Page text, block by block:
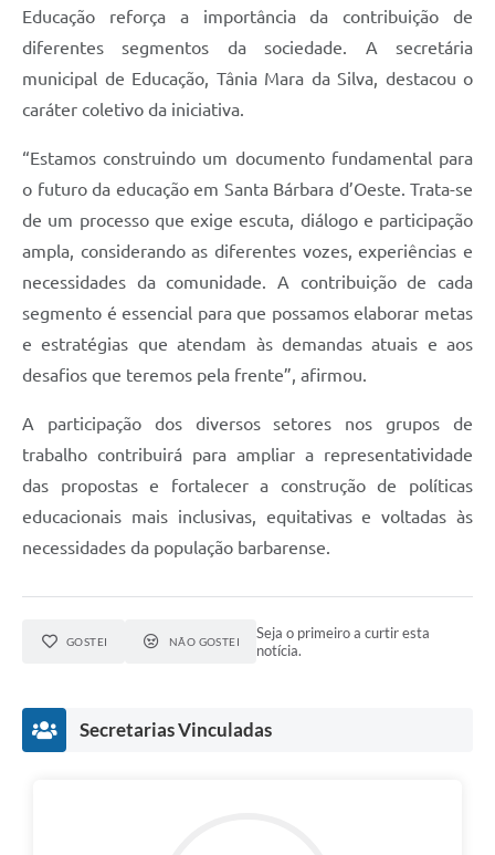
Educação reforça a importância da contribuição de
diferentes segmentos da sociedade. A secretária
municipal de Educação, Tânia Mara da Silva, destacou o
caráter coletivo da iniciativa.
“Estamos construindo um documento fundamental para
o futuro da educação em Santa Bárbara d’Oeste. Trata-se
de um processo que exige escuta, diálogo e participação
ampla, considerando as diferentes vozes, experiências e
necessidades da comunidade. A contribuição de cada
segmento é essencial para que possamos elaborar metas
e estratégias que atendam às demandas atuais e aos
desafios que teremos pela frente”, afirmou.
A participação dos diversos setores nos grupos de
trabalho contribuirá para ampliar a representatividade
das propostas e fortalecer a construção de políticas
educacionais mais inclusivas, equitativas e voltadas às
necessidades da população barbarense.
GOSTEI NÃO GOSTEI
Seja o primeiro a curtir esta
notícia.
Secretarias Vinculadas